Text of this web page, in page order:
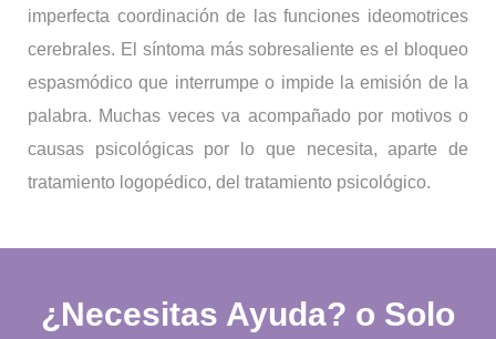
imperfecta coordinación de las funciones ideomotrices
cerebrales. El síntoma más sobresaliente es el bloqueo
espasmódico que interrumpe o impide la emisión de la
palabra. Muchas veces va acompañado por motivos o
causas psicológicas por lo que necesita, aparte de
tratamiento logopédico, del tratamiento psicológico.
¿Necesitas Ayuda? o Solo